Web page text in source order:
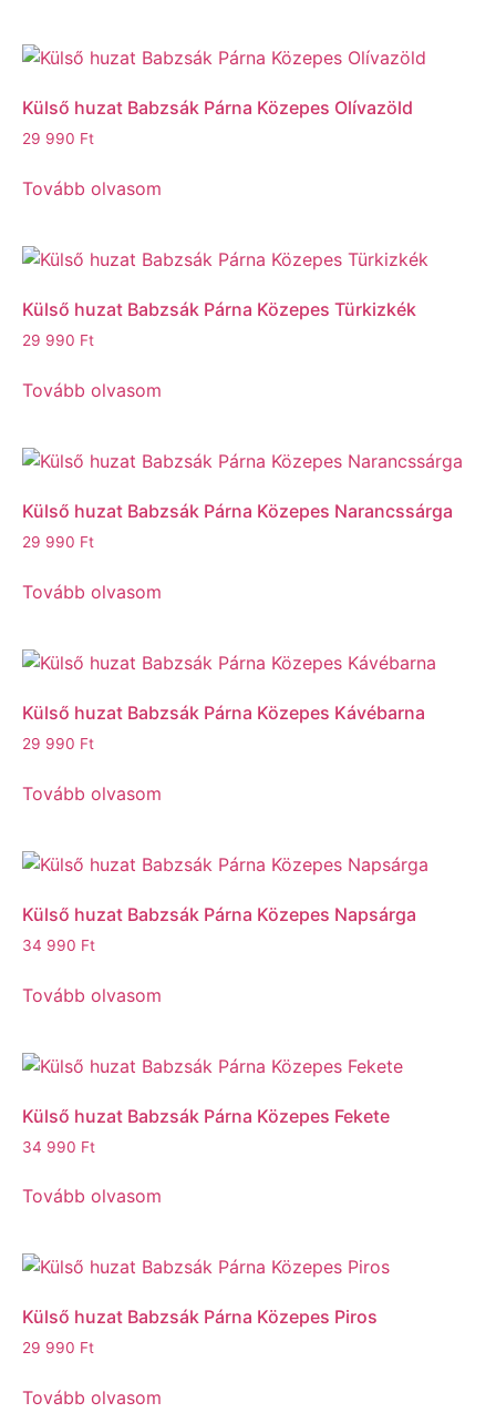
Külső huzat Babzsák Párna Közepes Olívazöld
29 990 Ft
Tovább olvasom
Külső huzat Babzsák Párna Közepes Türkizkék
29 990 Ft
Tovább olvasom
Külső huzat Babzsák Párna Közepes Narancssárga
29 990 Ft
Tovább olvasom
Külső huzat Babzsák Párna Közepes Kávébarna
29 990 Ft
Tovább olvasom
Külső huzat Babzsák Párna Közepes Napsárga
34 990 Ft
Tovább olvasom
Külső huzat Babzsák Párna Közepes Fekete
34 990 Ft
Tovább olvasom
Külső huzat Babzsák Párna Közepes Piros
29 990 Ft
Tovább olvasom